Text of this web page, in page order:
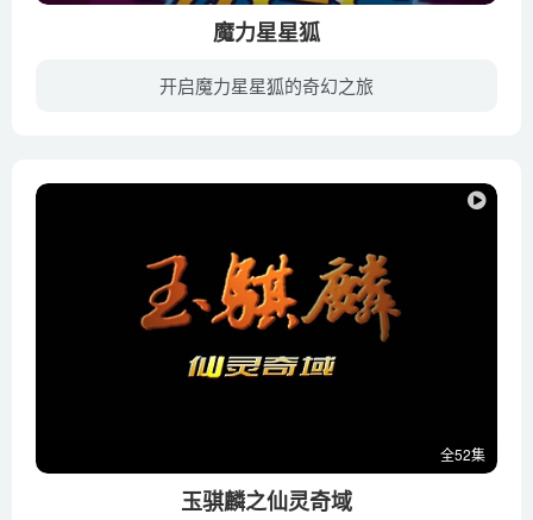
魔力星星狐
开启魔力星星狐的奇幻之旅
全52集
玉骐麟之仙灵奇域